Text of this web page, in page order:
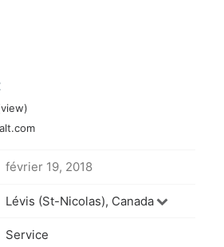
Candidat
février 19, 2018
Lévis (St-Nicolas), Canada
Service